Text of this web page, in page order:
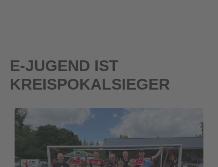
E-JUGEND IST
KREISPOKALSIEGER